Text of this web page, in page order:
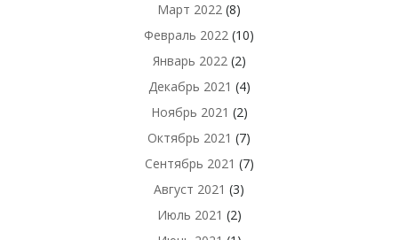
Март 2022 (8)
Февраль 2022 (10)
Январь 2022(2)
Декабрь 2021 (4)
Ноябрь 2021 (2)
Октябрь 2021 (7)
Сентябрь 2021 (7)
Август 2021 (3)
Июль 2021 (2)